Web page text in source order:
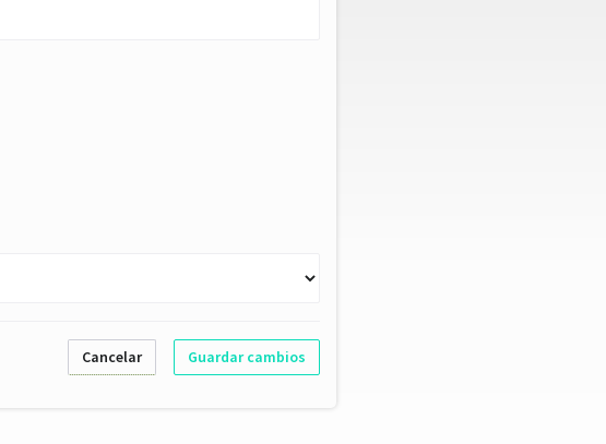
Guardar cambios
Cancelar